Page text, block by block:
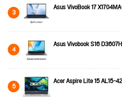
3 Asus VivoBook 17
4 Asus Vivobook S16
5 Acer Aspire Lite 15 AL15-